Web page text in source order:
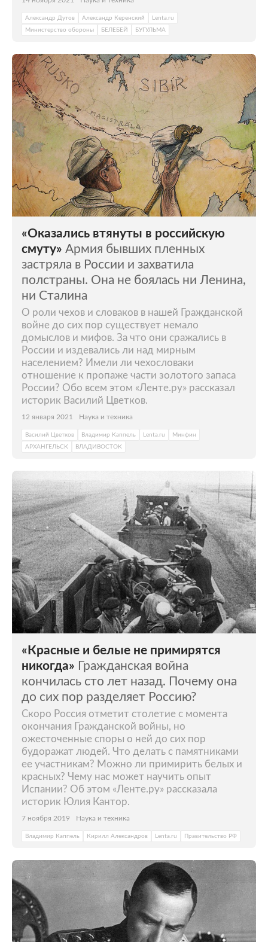
Александр Дутов Александр Керенский
Lenta.ru
Министерство обороны
БЕЛЕБЕЙ БУГУЛЬМА
«Оказались втянуты в российскую
смуту» Армия бывших пленных
застряла в России и захватила
полстраны. Она не боялась ни Ленина,
ни Сталина
О роли чехов и словаков в нашей Гражданской
войне до сих пор существует немало
домыслов и мифов. За что они сражались в
России и издевались ли над мирным
населением? Имели ли чехословаки
отношение к пропаже части золотого запаса
России? Обо всем этом «Ленте.ру» рассказал
историк Василий Цветков.
12 января 2021 Наука и техника
Василий Цветков Владимир Каппель Lenta.ru
Минфин
АРХАНГЕЛЬСК
ВЛАДИВОСТОК
«Красные и белые не примирятся
никогда» Гражданская война
кончилась сто лет назад. Почему она
до сих пор разделяет Россию?
Скоро Россия отметит столетие с момента
окончания Гражданской войны, но
ожесточенные споры о ней до сих пор
будоражат людей. Что делать с памятниками
ее участникам? Можно ли примирить белых и
красных? Чему нас может научить опыт
Испании? Об этом «Ленте.ру» рассказала
историк Юлия Кантор.
7 ноября 2019 Наука и техника
Владимир Каппель Кирилл Александров Lenta.ru Правительство РФ